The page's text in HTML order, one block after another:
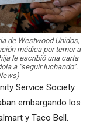
de Westwood Unidos,
médica por temor a
le escribió una carta
a “seguir luchando”.
Service Society
embargando los
y Taco Bell.